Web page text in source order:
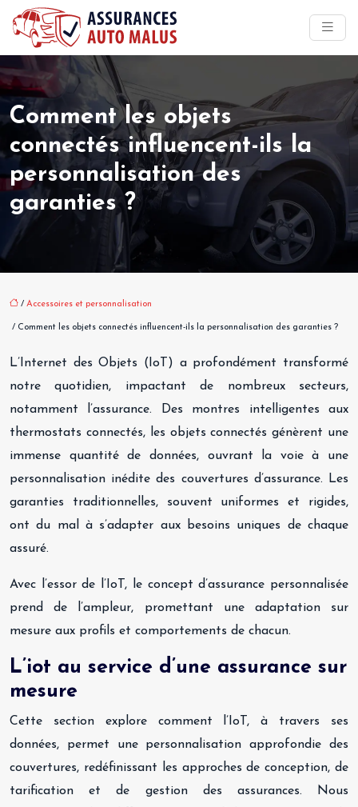
Comment les objets
connectés influencent-ils la
personnalisation des
garanties ?
/ Accessoires et personnalisation
/ Comment les objets connectés influencent-ils la personnalisation des garanties ?
L’Internet des Objets (IoT) a profondément transformé
notre quotidien, impactant de nombreux secteurs,
notamment l’assurance. Des montres intelligentes aux
thermostats connectés, les objets connectés génèrent une
immense quantité de données, ouvrant la voie à une
personnalisation inédite des couvertures d’assurance. Les
garanties traditionnelles, souvent uniformes et rigides,
ont du mal à s’adapter aux besoins uniques de chaque
assuré.
Avec l’essor de l’IoT, le concept d’assurance personnalisée
prend de l’ampleur, promettant une adaptation sur
mesure aux profils et comportements de chacun.
L’iot au service d’une assurance sur
mesure
Cette section explore comment l’IoT, à travers ses
données, permet une personnalisation approfondie des
couvertures, redéfinissant les approches de conception, de
tarification et de gestion des assurances. Nous